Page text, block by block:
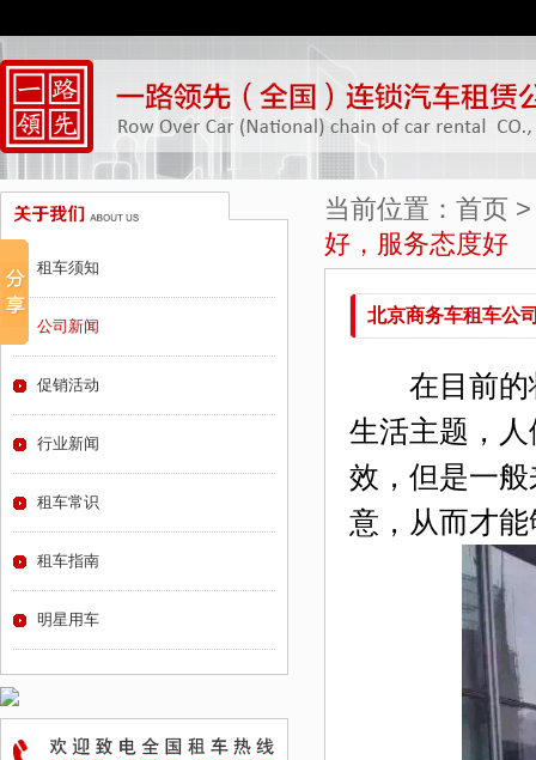
当前位置： 首页
好，服务态度好
北京商务车租车公
在目前的状
生活主题，
效，但是一
意，从而才
租车须知
公司新闻
促销活动
行业新闻
租车常识
租车指南
明星用车